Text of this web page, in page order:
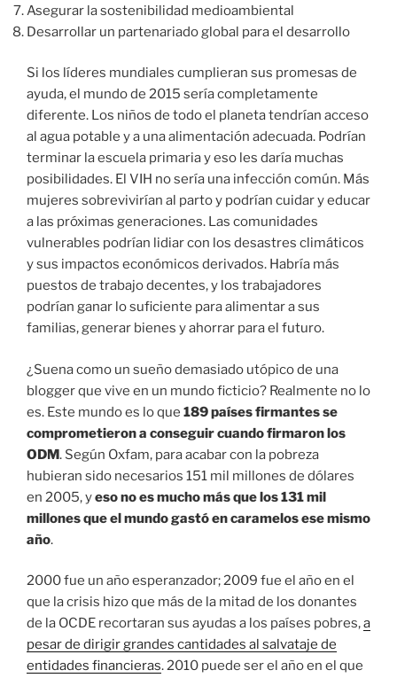
Asegurar la sostenibilidad medioambiental
Desarrollar un partenariado global para el desarrollo
Si los líderes mundiales cumplieran sus promesas de
ayuda, el mundo de 2015 sería completamente
diferente. Los niños de todo el planeta tendrían acceso
al agua potable y a una alimentación adecuada. Podrían
terminar la escuela primaria y eso les daría muchas
posibilidades. El VIH no sería una infección común. Más
mujeres sobrevivirían al parto y podrían cuidar y educar
a las próximas generaciones. Las comunidades
vulnerables podrían lidiar con los desastres climáticos
y sus impactos económicos derivados. Habría más
puestos de trabajo decentes, y los trabajadores
podrían ganar lo suficiente para alimentar a sus
familias, generar bienes y ahorrar para el futuro.
¿Suena como un sueño demasiado utópico de una
blogger que vive en un mundo ficticio? Realmente no lo
es. Este mundo es lo que 189 países firmantes se
comprometieron a conseguir cuando firmaron los
ODM. Según Oxfam, para acabar con la pobreza
hubieran sido necesarios 151 mil millones de dólares
en 2005, yeso no es mucho más que los 131 mil
millones que el mundo gastó en caramelos ese mismo
año.
2000 fue un año esperanzador; 2009 fue el año en el
que la crisis hizo que más de la mitad de los donantes
de la OCDE recortaran sus ayudas a los países pobres,a
pesar de dirigir grandes cantidades al salvataje de
entidades financieras. 2010 puede ser el año en el que